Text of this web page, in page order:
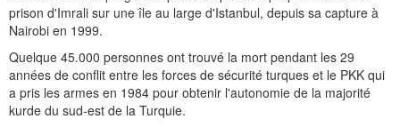
prison d'Imrali sur une île au large d'Istanbul, depuis sa capture à
Nairobi en 1999.
Quelque 45.000 personnes ont trouvé la mort pendant les 29
années de conflit entre les forces de sécurité turques et le PKK qui
a pris les armes en 1984 pour obtenir l'autonomie de la majorité
kurde du sud-est de la Turquie.